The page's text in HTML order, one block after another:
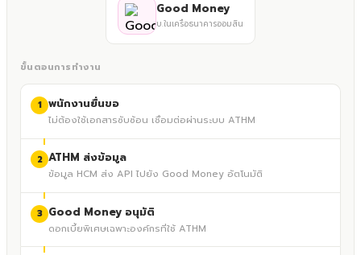
Good Money
บ.ในเครือธนาคารออมสิน
ขั้นตอนการทำงาน
1 พนักงานยื่นขอ
ไม่ต้องใช้เอกสารซับซ้อน เชื่อมต่อผ่านระบบ ATHM
2 ATHM ส่งข้อมูล
ข้อมูล HCM ส่ง API ไปยัง Good Money อัตโนมัติ
3 Good Money อนุมัติ
ดอกเบี้ยพิเศษเฉพาะองค์กรที่ใช้ ATHM